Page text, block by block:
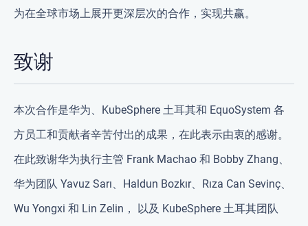
为在全球市场上展开更深层次的合作，实现共赢。
致谢
本次合作是华为、KubeSphere 土耳其和 EquoSystem 各
方员工和贡献者辛苦付出的成果，在此表示由衷的感谢。
在此致谢华为执行主管 Frank Machao 和 Bobby Zhang、
华为团队 Yavuz Sarı、Haldun Bozkır、Rıza Can Sevinç、
Wu Yongxi 和 Lin Zelin， 以及 KubeSphere 土耳其团队